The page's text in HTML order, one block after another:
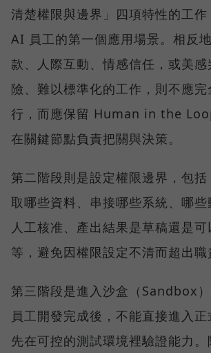
清楚權限與邊界」四項特性的工
AI 員工的第一個應用場景。相反
款、人際互動、情感信任，或美感
險、難以標準化的工作，則不應
行，而應保留 Human in the
在關鍵節點負責把關與決策。
第二階段則是設定權限邊界，包
取哪些資料、串接哪些系統、哪些
人工核准、產出結果是草稿還是可
等，避免因權限設定不清而超出職
第三階段是進入沙盒（Sandbox
員工開發完成後，不能直接進入
先在可控的測試環境裡驗證能力。